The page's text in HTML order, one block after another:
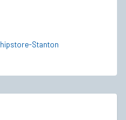
Stanton